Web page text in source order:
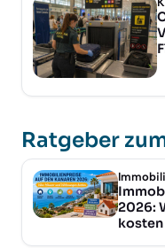
Ratgeber
2026:
kosten